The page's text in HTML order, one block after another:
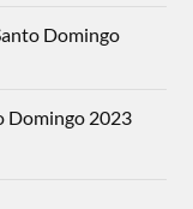
Domingo
Domingo 2023